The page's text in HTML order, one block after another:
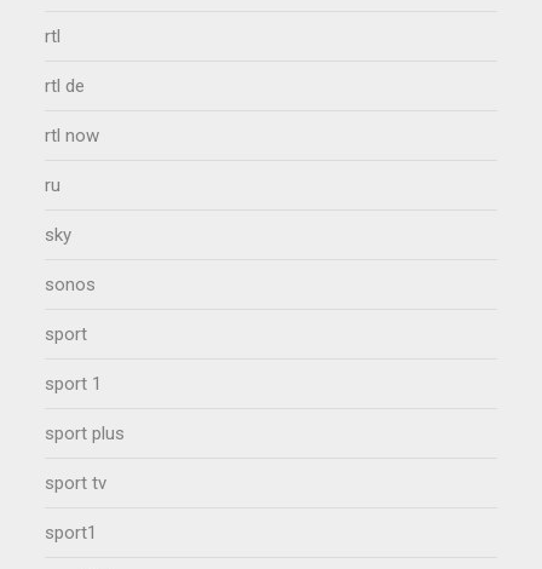
rtl
rtl de
rtl now
ru
sky
sonos
sport
sport 1
sport plus
sport tv
sport1